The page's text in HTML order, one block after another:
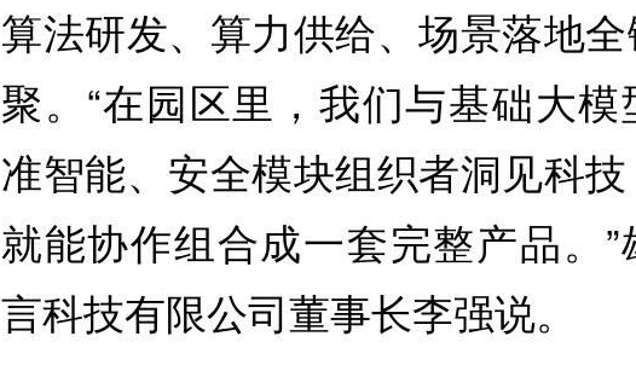
算法研发、算力供给、场景落地
聚。“在园区里，我们与基础大
准智能、安全模块组织者洞见科
就能协作组合成一套完整产品。
言科技有限公司董事长李强说。